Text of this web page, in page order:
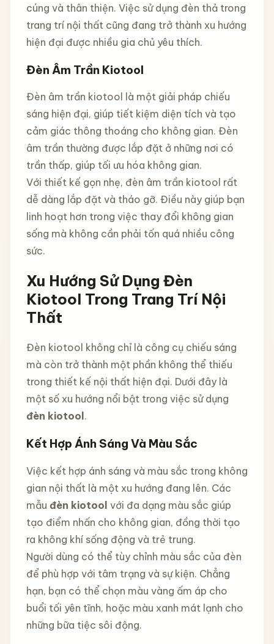
cúng và thân thiện. Việc sử dụng đèn thả trong
trang trí nội thất cũng đang trở thành xu hướng
hiện đại được nhiều gia chủ yêu thích.
Đèn Âm Trần Kiotool
Đèn âm trần kiotool là một giải pháp chiếu
sáng hiện đại, giúp tiết kiệm diện tích và tạo
cảm giác thông thoáng cho không gian. Đèn
âm trần thường được lắp đặt ở những nơi có
trần thấp, giúp tối ưu hóa không gian.
Với thiết kế gọn nhẹ, đèn âm trần kiotool rất
dễ dàng lắp đặt và tháo gỡ. Điều này giúp bạn
linh hoạt hơn trong việc thay đổi không gian
sống mà không cần phải tốn quá nhiều công
sức.
Xu Hướng Sử Dụng Đèn
Kiotool Trong Trang Trí Nội
Thất
Đèn kiotool không chỉ là công cụ chiếu sáng
mà còn trở thành một phần không thể thiếu
trong thiết kế nội thất hiện đại. Dưới đây là
một số xu hướng nổi bật trong việc sử dụng
đèn kiotool .
Kết Hợp Ánh Sáng Và Màu Sắc
Việc kết hợp ánh sáng và màu sắc trong không
gian nội thất là một xu hướng đang lên. Các
mẫu đèn kiotool với đa dạng màu sắc giúp
tạo điểm nhấn cho không gian, đồng thời tạo
ra không khí sống động và trẻ trung.
Người dùng có thể tùy chỉnh màu sắc của đèn
để phù hợp với tâm trạng và sự kiện. Chẳng
hạn, bạn có thể chọn màu vàng ấm áp cho
buổi tối yên tĩnh, hoặc màu xanh mát lạnh cho
những bữa tiệc sôi động.